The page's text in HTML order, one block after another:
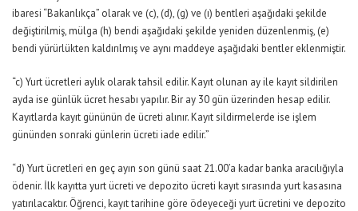
ibaresi “Bakanlıkça” olarak ve (c), (d), (g) ve (ı) bentleri aşağıdaki şekilde
değiştirilmiş, mülga (h) bendi aşağıdaki şekilde yeniden düzenlenmiş, (e)
bendi yürürlükten kaldırılmış ve aynı maddeye aşağıdaki bentler eklenmiştir.
“c) Yurt ücretleri aylık olarak tahsil edilir. Kayıt olunan ay ile kayıt sildirilen
ayda ise günlük ücret hesabı yapılır. Bir ay 30 gün üzerinden hesap edilir.
Kayıtlarda kayıt gününün de ücreti alınır. Kayıt sildirmelerde ise işlem
gününden sonraki günlerin ücreti iade edilir.”
“d) Yurt ücretleri en geç ayın son günü saat 21.00’a kadar banka aracılığıyla
ödenir. İlk kayıtta yurt ücreti ve depozito ücreti kayıt sırasında yurt kasasına
yatırılacaktır. Öğrenci, kayıt tarihine göre ödeyeceği yurt ücretini ve depozito